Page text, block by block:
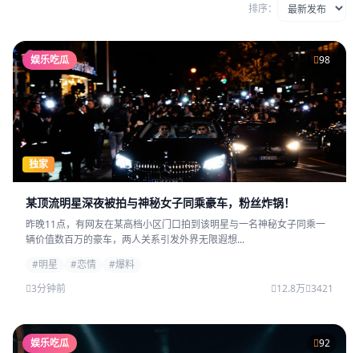
排序：
娱乐吃瓜 98
独家
某顶流明星深夜被拍与神秘女子同乘豪车，粉丝炸锅！
昨晚11点，有网友在某高档小区门口拍到该明星与一名神秘女子同乘一
辆价值数百万的豪车，两人关系引发外界无限遐想...
#明星
#恋情
#爆料
3分钟前
12.8万 3421
娱乐吃瓜 92